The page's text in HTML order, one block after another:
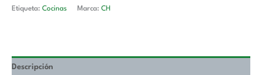
Etiqueta: Cocinas Marca: CH
Descripción